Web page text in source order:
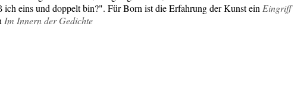
ich eins und doppelt bin?". Für Born ist die Erfahrung der Kunst ein Eingriff
Im Innern der Gedichte